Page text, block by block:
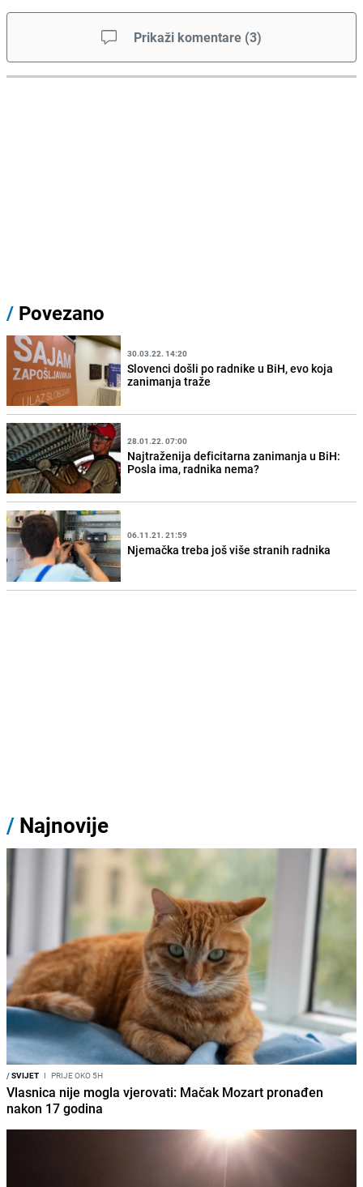
Prikaži komentare (3)
/ Povezano
30.03.22. 14:20
Slovenci došli po radnike u BiH, evo koja
zanimanja traže
28.01.22. 07:00
Najtraženija deficitarna zanimanja u BiH:
Posla ima, radnika nema?
06.11.21. 21:59
Njemačka treba još više stranih radnika
/ Najnovije
/SVIJET I PRIJE OKO 5H
Vlasnica nije mogla vjerovati: Mačak Mozart pronađen
nakon 17 godina